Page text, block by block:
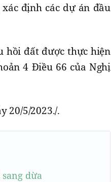
định các dự án đầu
hồi đất được thực hiện
4 Điều 66 của Nghị
20/5/2023./.
dừa